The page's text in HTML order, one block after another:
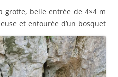
grotte, belle entrée de 4×4 m
et entourée d’un bosquet